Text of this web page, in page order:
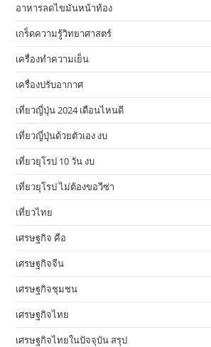
อาหารลดไขมันหน้าท้อง
เกร็ดความรู้วิทยาศาสตร์
เครื่องทำความเย็น
เครื่องปรับอากาศ
เที่ยวญี่ปุ่น 2024 เดือนไหนดี
เที่ยวญี่ปุ่นด้วยตัวเอง งบ
เที่ยวยุโรป 10 วัน งบ
เที่ยวยุโรป ไม่ต้องขอวีซ่า
เที่ยวไทย
เศรษฐกิจ คือ
เศรษฐกิจจีน
เศรษฐกิจชุมชน
เศรษฐกิจไทย
เศรษฐกิจไทยในปัจจุบัน สรุป